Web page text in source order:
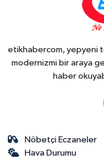
etikhabercom, yepyeni
modernizmi bir araya
haber
Nöbetçi Eczaneler
Hava Durumu